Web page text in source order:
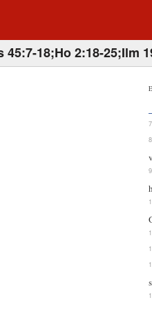
45:7-18;Ho 2:18-25;Ilm
7
8
9